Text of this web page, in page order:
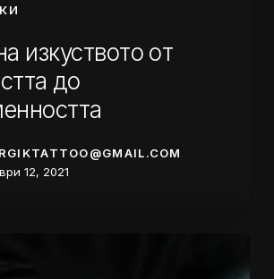
изкуството от
до
12, 2021